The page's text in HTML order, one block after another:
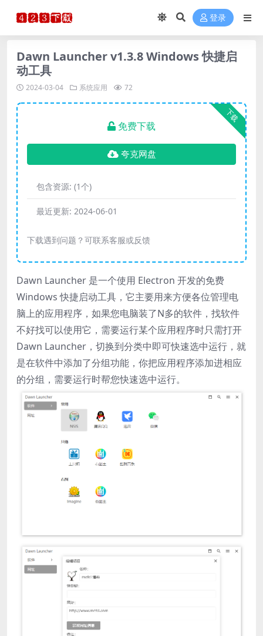
登录
Dawn Launcher v1.3.8 Windows 快捷启
动工具
2024-03-04 系统应用 72
下载
免费下载
夸克网盘
包含资源: (1个)
最近更新: 2024-06-01
下载遇到问题？可联系客服或反馈
Dawn Launcher 是一个使用 Electron 开发的免费
Windows 快捷启动工具，它主要用来方便各位管理电
脑上的应用程序，如果您电脑装了N多的软件，找软件
不好找可以使用它，需要运行某个应用程序时只需打开
Dawn Launcher，切换到分类中即可快速选中运行，就
是在软件中添加了分组功能，你把应用程序添加进相应
的分组，需要运行时帮您快速选中运行。